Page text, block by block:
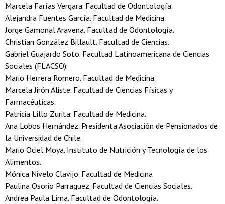
Marcela Farías Vergara. Facultad de Odontología.
Alejandra Fuentes García. Facultad de Medicina.
Jorge Gamonal Aravena. Facultad de Odontología.
Christian González Billault. Facultad de Ciencias.
Gabriel Guajardo Soto. Facultad Latinoamericana de Ciencias
Sociales (FLACSO).
Mario Herrera Romero. Facultad de Medicina.
Marcela Jirón Aliste. Facultad de Ciencias Físicas y
Farmacéuticas.
Patricia Lillo Zurita. Facultad de Medicina.
Ana Lobos Hernández. Presidenta Asociación de Pensionados de
la Universidad de Chile.
Mario Ociel Moya. Instituto de Nutrición y Tecnología de los
Alimentos.
Mónica Nivelo Clavijo. Facultad de Medicina
Paulina Osorio Parraguez. Facultad de Ciencias Sociales.
Andrea Paula Lima. Facultad de Odontología.